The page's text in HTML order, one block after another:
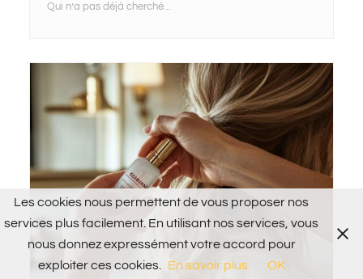
Qui n’a pas déjà cherché...
Les cookies nous permettent de vous proposer nos
services plus facilement. En utilisant nos services, vous
nous donnez expressément votre accord pour
exploiter ces cookies.
En savoir plus OK